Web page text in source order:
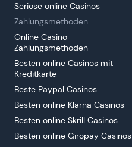
Seriöse online Casinos
Zahlungsmethoden
Online Casino
Zahlungsmethoden
Besten online Casinos mit
Kreditkarte
Beste Paypal Casinos
Besten online Klarna Casinos
Besten online Skrill Casinos
Besten online Giropay Casinos